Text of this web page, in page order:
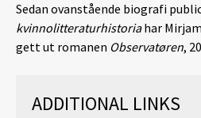
Sedan ovanstående biografi
kvinnolitteraturhistoriahar
gett ut romanen Observatøren,
ADDITIONAL LINKS